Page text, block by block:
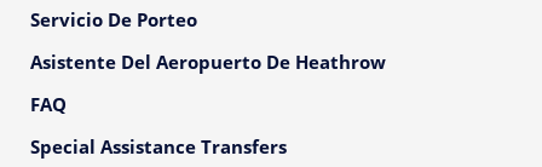
Servicio De Porteo
Asistente Del Aeropuerto De Heathrow
FAQ
Special Assistance Transfers